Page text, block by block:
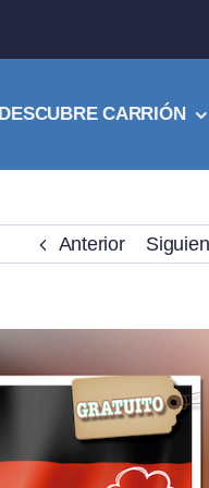
DESCUBRE CARRIÓN
Anterior